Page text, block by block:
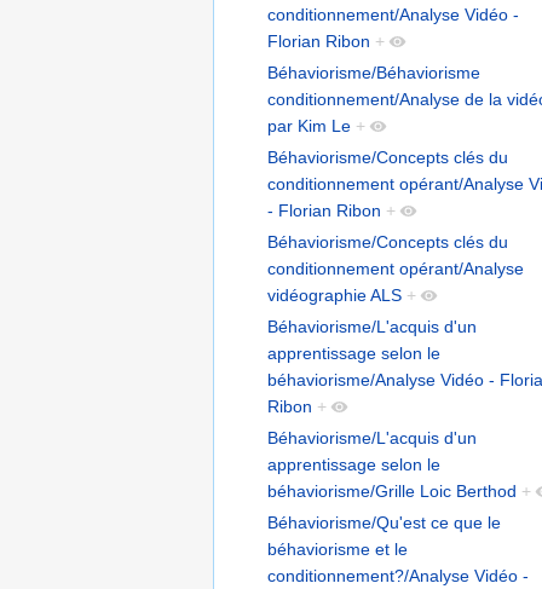
conditionnement/Analyse Vidéo -
Florian Ribon +
Béhaviorisme/Béhaviorisme
conditionnement/Analyse de la
par Kim Le +
Béhaviorisme/Concepts clés du
conditionnement opérant/Analyse
- Florian Ribon +
Béhaviorisme/Concepts clés du
conditionnement opérant/Analyse
vidéographie ALS +
Béhaviorisme/L'acquis d'un
apprentissage selon le
béhaviorisme/Analyse Vidéo -
Ribon +
Béhaviorisme/L'acquis d'un
apprentissage selon le
béhaviorisme/Grille Loic Berthod +
Béhaviorisme/Qu'est ce que le
béhaviorisme et le
conditionnement?/Analyse Vidéo -